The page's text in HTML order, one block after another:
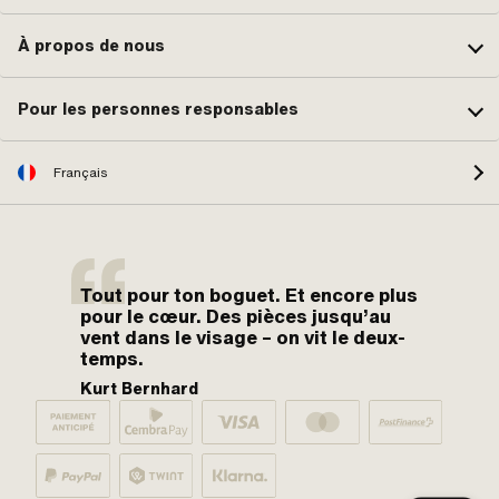
À propos de nous
Pour les personnes responsables
Français
Tout pour ton boguet. Et encore plus
pour le cœur. Des pièces jusqu’au
vent dans le visage – on vit le deux-
temps.
Kurt Bernhard